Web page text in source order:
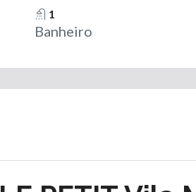
1
Banheiro